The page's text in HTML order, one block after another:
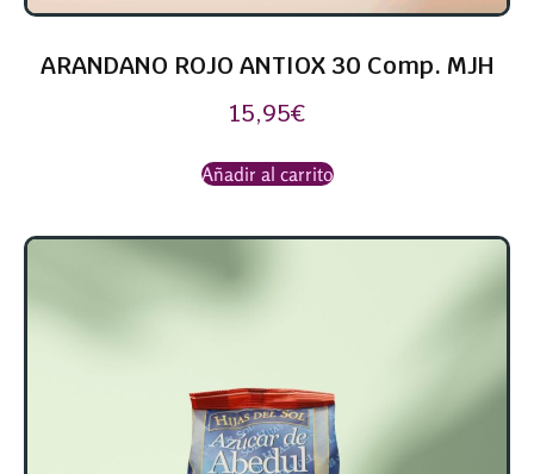
ARANDANO ROJO ANTIOX 30 Comp. MJH
15,95€
Añadir al carrito